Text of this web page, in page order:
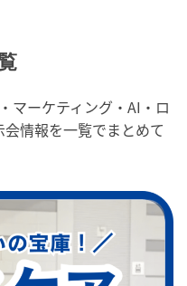
マーケティング・AI・ロ
情報を一覧でまとめて